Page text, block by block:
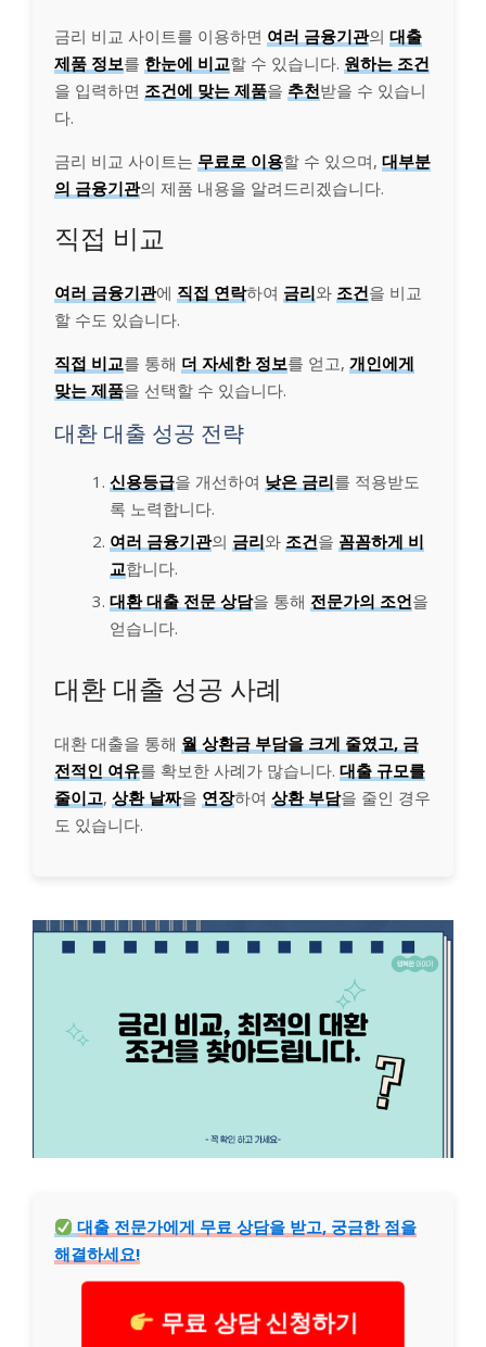
금리 비교 사이트를 이용하면 여러 금융기관의 대출
제품 정보를 한눈에 비교할 수 있습니다. 원하는 조건
을 입력하면 조건에 맞는 제품을 추천받을 수 있습니
다.
금리 비교 사이트는 무료로 이용할 수 있으며, 대부분
의 금융기관의 제품 내용을 알려드리겠습니다.
직접 비교
여러 금융기관에 직접 연락하여 금리와 조건을 비교
할 수도 있습니다.
직접 비교를 통해 더 자세한 정보를 얻고, 개인에게
맞는 제품을 선택할 수 있습니다.
대환 대출 성공 전략
신용등급을 개선하여 낮은 금리를 적용받도
록 노력합니다.
여러 금융기관의 금리와 조건을 꼼꼼하게 비
교합니다.
대환 대출 전문 상담을 통해 전문가의 조언을
얻습니다.
대환 대출 성공 사례
대환 대출을 통해 월 상환금 부담을 크게 줄였고, 금
전적인 여유를 확보한 사례가 많습니다. 대출 규모를
줄이고, 상환 날짜을 연장하여 상환 부담을 줄인 경우
도 있습니다.
대출 전문가에게 무료 상담을 받고, 궁금한 점을
해결하세요!
무료 상담 신청하기